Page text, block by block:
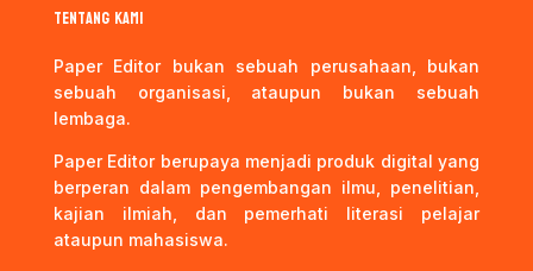
Tentang kami
Paper Editor bukan sebuah perusahaan, bukan
sebuah organisasi, ataupun bukan sebuah
lembaga.
Paper Editor berupaya menjadi produk digital yang
berperan dalam pengembangan ilmu, penelitian,
kajian ilmiah, dan pemerhati literasi pelajar
ataupun mahasiswa.